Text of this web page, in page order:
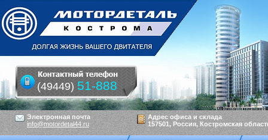
Электронная почта
info@motordetal44.ru
Адрес офиса и склада
157501, Россия, Костромская
(49449) 51-888